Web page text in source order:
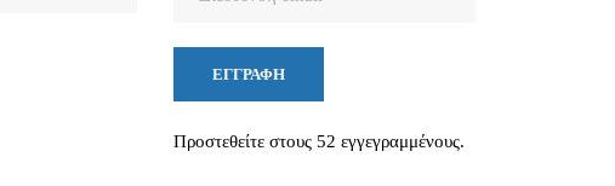
ΕΓΓΡΑΦΉ
Προστεθείτε στους 52 εγγεγραμμένους.